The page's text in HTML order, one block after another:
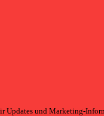
Updates und Marketing-